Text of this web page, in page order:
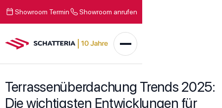
Showroom Termin Showroom anrufen
Terrassenüberdachung Trends 2025:
Die wichtigsten Entwicklungen für